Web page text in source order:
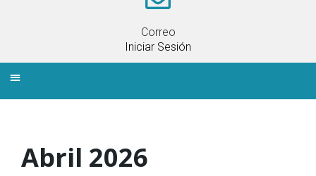
Correo
Iniciar Sesión
Abril 2026